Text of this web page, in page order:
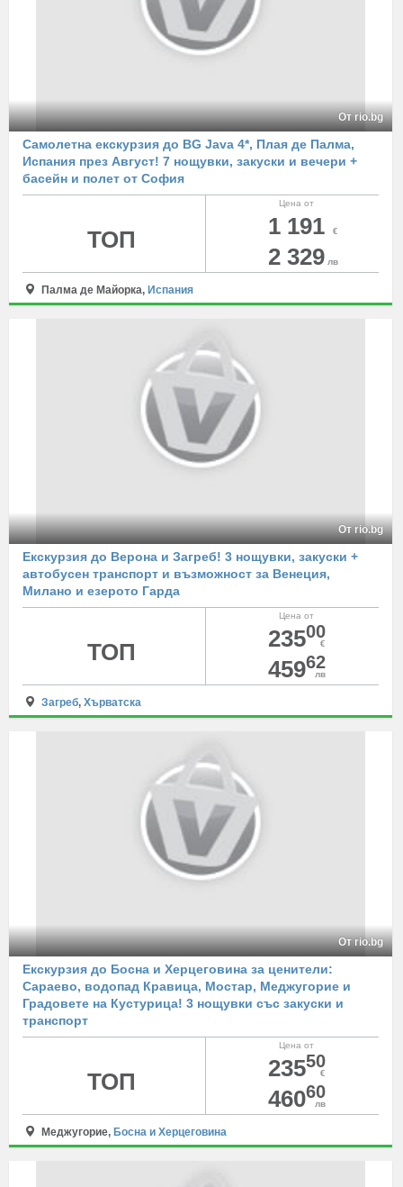
От rio.bg
Самолетна екскурзия до BG Java 4*, Плая де Палма,
Испания през Август! 7 нощувки, закуски и вечери +
басейн и полет от София
Цена от
1 191 €
2 329 лв
ТОП
Палма де Майорка, Испания
От rio.bg
Екскурзия до Верона и Загреб! 3 нощувки, закуски +
автобусен транспорт и възможност за Венеция,
Милано и езерото Гарда
Цена от
23500
€
45962
лв
ТОП
Загреб,Хърватска
От rio.bg
Екскурзия до Босна и Херцеговина за ценители:
Сараево, водопад Кравица, Мостар, Меджугорие и
Градовете на Кустурица! 3 нощувки със закуски и
транспорт
Цена от
23550
€
46060
лв
ТОП
Меджугорие, Босна и Херцеговина